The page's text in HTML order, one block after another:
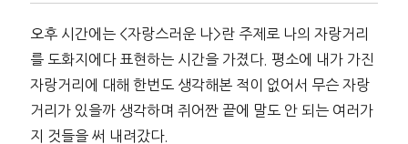
오후 시간에는 <자랑스러운 나>란 주제로 나의 자랑거리
를 도화지에다 표현하는 시간을 가졌다. 평소에 내가 가진
자랑거리에 대해 한번도 생각해본 적이 없어서 무슨 자랑
거리가 있을까 생각하며 쥐어짠 끝에 말도 안 되는 여러가
지 것들을 써 내려갔다.